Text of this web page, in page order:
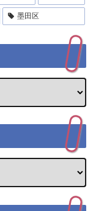
墨田区